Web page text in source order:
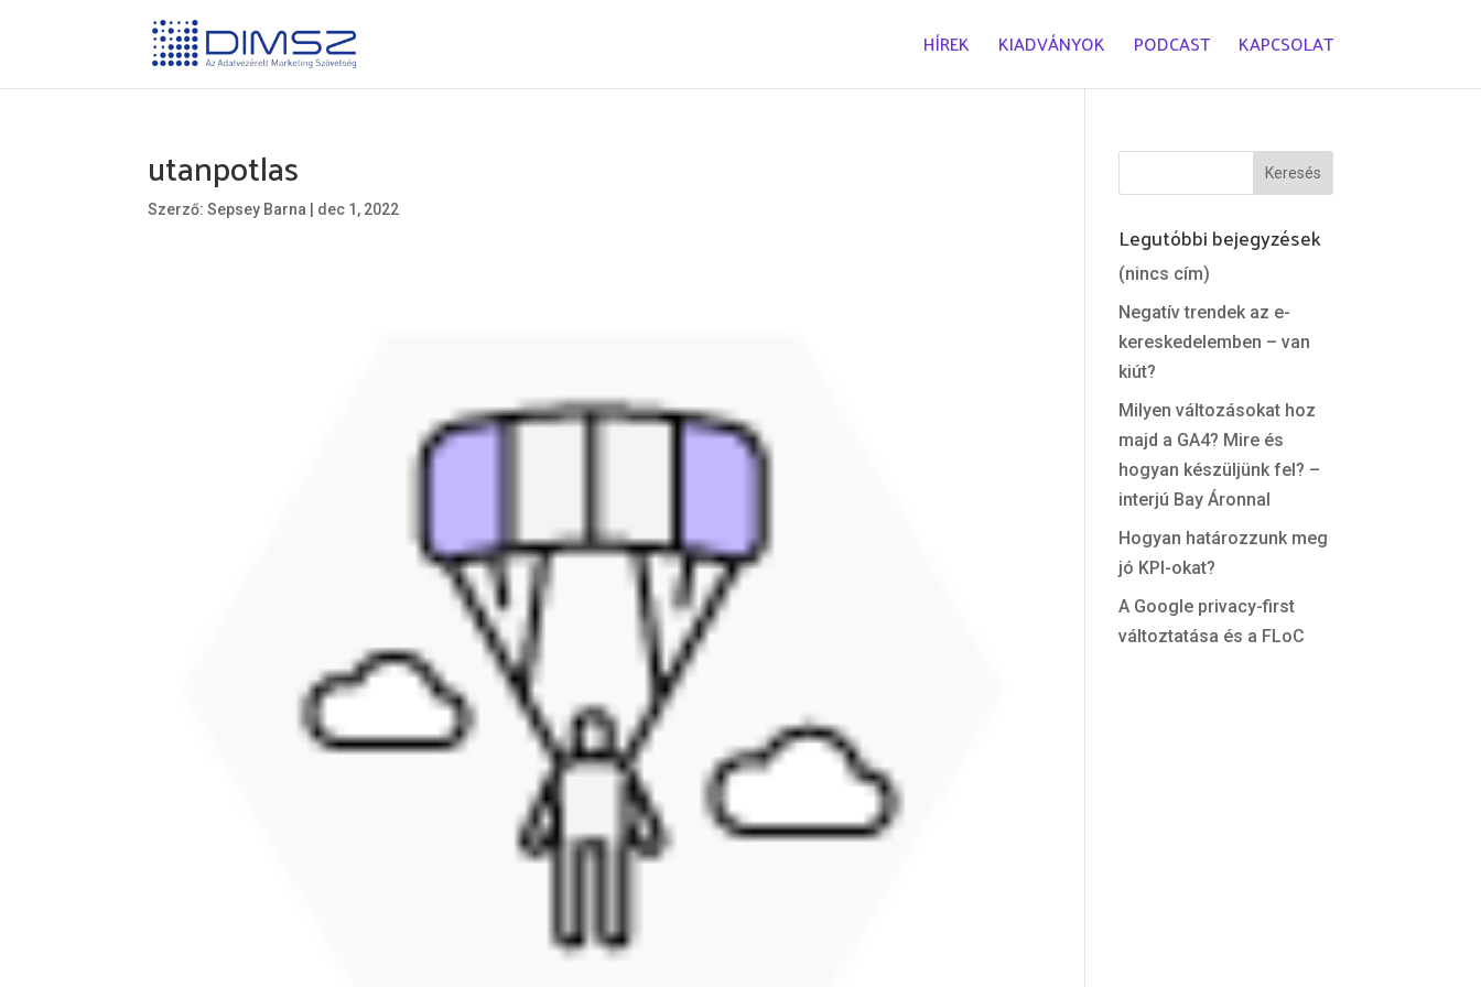
HÍREK KIADVÁNYOK PODCAST KAPCSOLAT
utanpotlas
Szerző:Sepsey Barna dec 1, 2022
Legutóbbi bejegyzések
(nincs cím)
Negatív trendek az e-
kereskedelemben – van
kiút?
Milyen változásokat hoz
majd a GA4? Mire és
hogyan készüljünk fel? –
interjú Bay Áronnal
Hogyan határozzunk meg
jó KPI-okat?
A Google privacy-first
változtatása és a FLoC